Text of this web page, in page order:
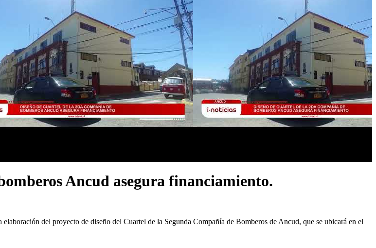
Ancud asegura financiamiento.
del proyecto de diseño del Cuartel de la Segunda Compañía de Bomberos de Ancud, que se ubicará en el